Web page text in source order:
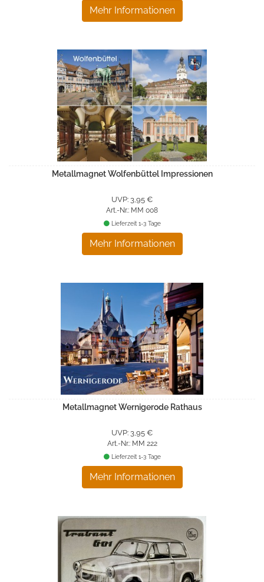
Mehr Informationen
Metallmagnet Wolfenbüttel Impressionen
UVP: 3,95 €
Art.-Nr.: MM 008
Mehr Informationen
Lieferzeit 1-3 Tage
Metallmagnet Wernigerode Rathaus
UVP: 3,95 €
Art.-Nr.: MM 222
Mehr Informationen
Lieferzeit 1-3 Tage